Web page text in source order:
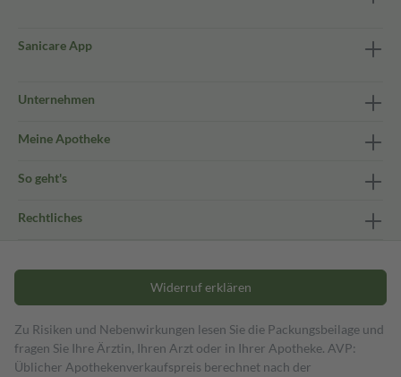
Sanicare App
Unternehmen
Meine Apotheke
So geht's
Rechtliches
Widerruf erklären
Zu Risiken und Nebenwirkungen lesen Sie die Packungsbeilage und
fragen Sie Ihre Ärztin, Ihren Arzt oder in Ihrer Apotheke. AVP:
Üblicher Apothekenverkaufspreis berechnet nach der